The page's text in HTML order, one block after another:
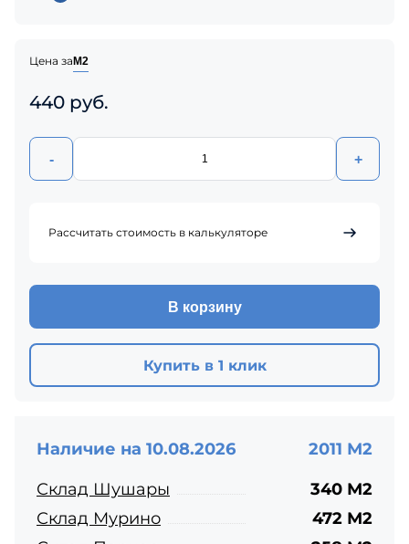
Цена за М2
440 руб.
- +
Рассчитать стоимость в калькуляторе
В корзину
Купить в 1 клик
Наличие на 10.08.2026
2011 М2
Склад Шушары
340 М2
Склад Мурино
472 М2